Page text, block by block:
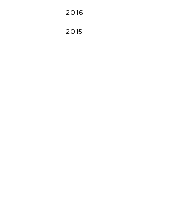
2016
2015